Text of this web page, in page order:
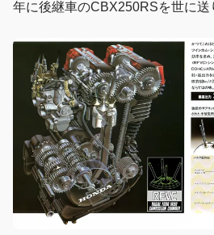
年に後継車のCBX250RSを世に送